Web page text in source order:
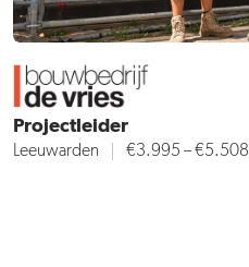
Projectleider
Leeuwarden €3.995 – €5.508